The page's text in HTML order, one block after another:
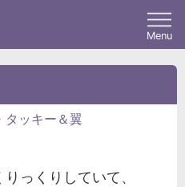
Menu
タッキー＆翼
っくりしていて、